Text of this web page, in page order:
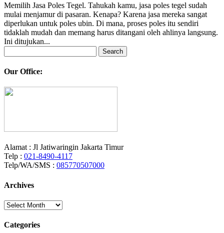
Memilih Jasa Poles Tegel. Tahukah kamu, jasa poles tegel sudah
mulai menjamur di pasaran. Kenapa? Karena jasa mereka sangat
diperlukan untuk poles ubin. Di mana, proses poles itu sendiri
tidaklah mudah dan memang harus ditangani oleh ahlinya langsung.
Ini ditujukan...
for:
Our Office:
Alamat : Jl Jatiwaringin Jakarta Timur
Telp : 021-8490-4117
Telp/WA/SMS : 085770507000
Archives
Archives
Categories